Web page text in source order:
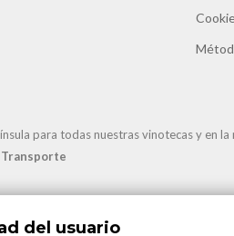
para todas nuestras vinotecas y en
Madrid (Hoja M-280144 Tomo
del usuario